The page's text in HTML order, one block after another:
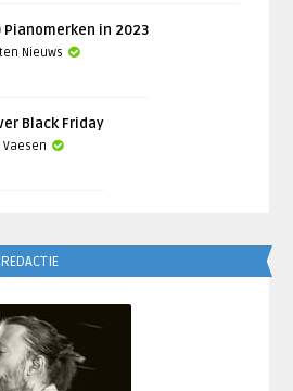
Pianomerken in 2023
Nieuws
Black Friday
Vaesen